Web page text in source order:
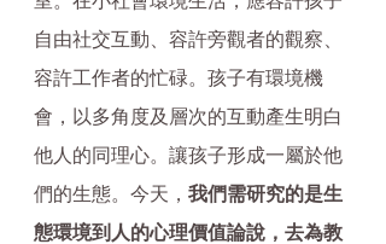
自由社交互動、容許旁觀者的觀察、
容許工作者的忙碌。孩子有環境機
會，以多角度及層次的互動產生明白
他人的同理心。讓孩子形成一屬於他
們的生態。今天， 我們需研究的是生
態環境到人的心理價值論說，去為教